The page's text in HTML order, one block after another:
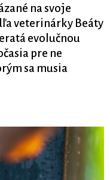
na svoje
veterinárky Beáty
evolučnou
pre ne
sa musia